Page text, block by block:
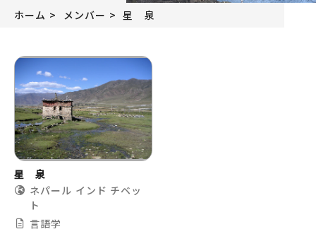
ホーム メンバー 星 泉
星 泉
ネパール インド チベッ
ト
言語学